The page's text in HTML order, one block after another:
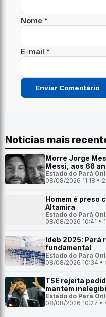
Nome *
E-mail *
Notícias mais
Morre Jorge
Messi, aos 68
Estado do Pará
08/08/2026 11:18 •
Homem é preso
Altamira
Estado do Pará
08/08/2026 10:41 •
Ideb 2025:
fundamental
Estado do Pará
08/08/2026 10:34 •
TSE rejeita
mantém
Estado do Pará
08/08/2026 10:27 •